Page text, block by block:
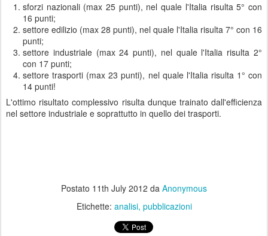
sforzi nazionali (max 25 punti), nel quale l'Italia risulta 5° con
16 punti;
settore edilizio (max 28 punti), nel quale l'Italia risulta 7° con 16
punti;
settore industriale (max 24 punti), nel quale l'Italia risulta 2°
con 17 punti;
settore trasporti (max 23 punti), nel quale l'Italia risulta 1° con
14 punti!
L'ottimo risultato complessivo risulta dunque trainato dall'efficienza
nel settore industriale e soprattutto in quello dei trasporti.
Postato 11th July 2012 da Anonymous
Etichette: analisi pubblicazioni